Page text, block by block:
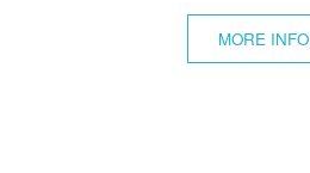
MORE INFO